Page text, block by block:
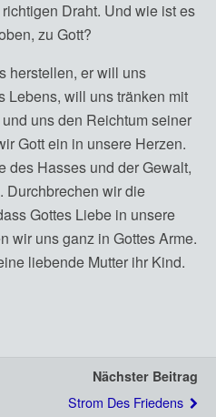
Draht. Und wie ist es
zu Gott?
herstellen, er will uns
Lebens, will uns tränken mit
uns den Reichtum seiner
Gott ein in unsere Herzen.
des Hasses und der Gewalt,
Durchbrechen wir die
Gottes Liebe in unsere
wir uns ganz in Gottes Arme.
liebende Mutter ihr Kind.
Nächster Beitrag
Strom Des Friedens